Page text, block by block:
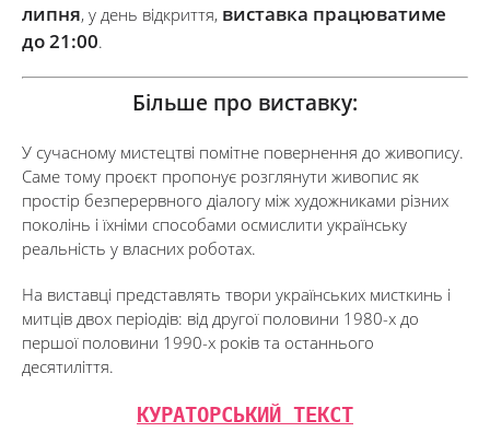
липня, у день відкриття, виставка працюватиме
до 21:00.
Більше про виставку:
У сучасному мистецтві помітне повернення до живопису.
Саме тому проєкт пропонує розглянути живопис як
простір безперервного діалогу між художниками різних
поколінь і їхніми способами осмислити українську
реальність у власних роботах.
На виставці представлять твори українських мисткинь і
митців двох періодів: від другої половини 1980-х до
першої половини 1990-х років та останнього
десятиліття.
КУРАТОРСЬКИЙ ТЕКСТ